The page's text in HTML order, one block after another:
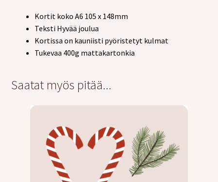
Kortit koko A6 105 x 148mm
Teksti Hyvää joulua
Kortissa on kauniisti pyöristetyt kulmat
Tukevaa 400g mattakartonkia
Saatat myös pitää...